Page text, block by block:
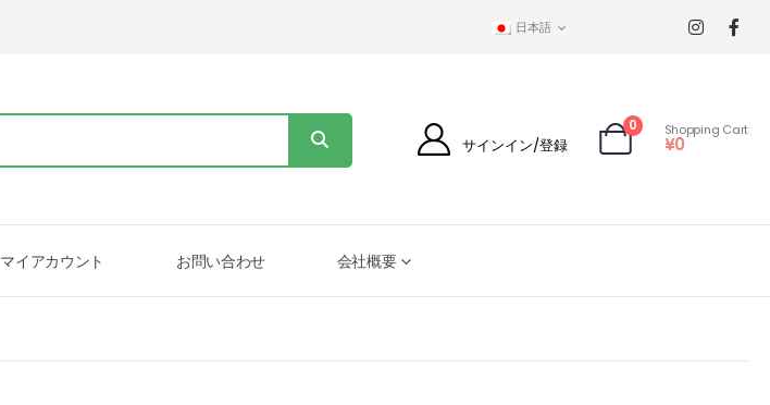
日本語
サインイン/登録
0 Shopping Cart
¥0
マイアカウント お問い合わせ 会社概要